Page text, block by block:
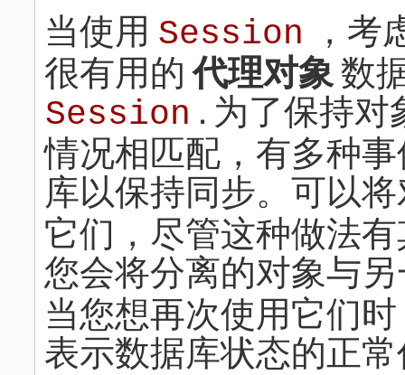
当使用 Session
，考
很有用的代理对象数
Session . 为了保持
情况相匹配，有多种
库以保持同步。可以
它们，尽管这种做法
您会将分离的对象与
当您想再次使用它们
表示数据库状态的正